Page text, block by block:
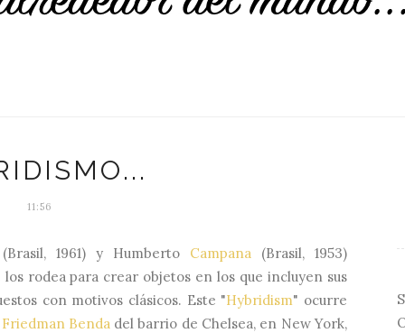
11:56
1961) y Humberto Campana (Brasil, 1953)
rodea para crear objetos en los que incluyen sus
con motivos clásicos. Este "Hybridism" ocurre
Bendadel barrio de Chelsea, en New York,